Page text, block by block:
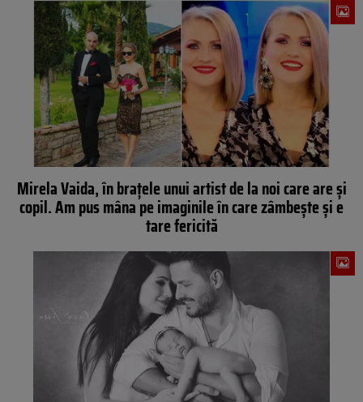
Mirela Vaida, în braţele unui artist de la noi care are şi
copil. Am pus mâna pe imaginile în care zâmbeşte şi e
tare fericită